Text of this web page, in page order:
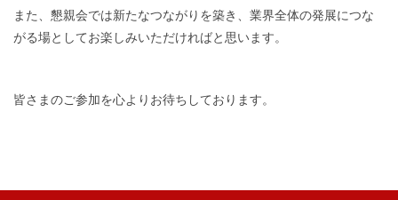
また、懇親会では新たなつながりを築き、業界全体の発展につな
がる場としてお楽しみいただければと思います。
皆さまのご参加を心よりお待ちしております。